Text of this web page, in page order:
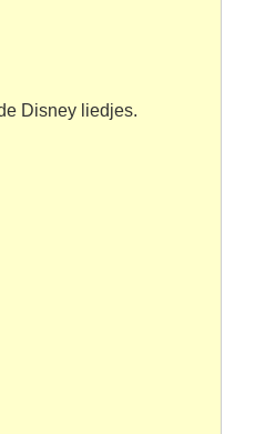
Disney liedjes.